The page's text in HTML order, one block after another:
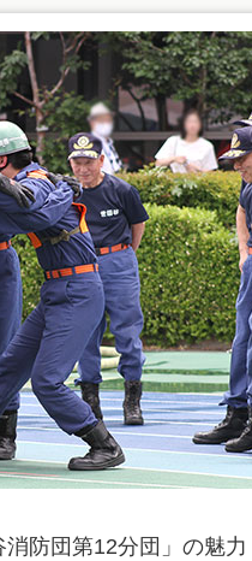
防団第12分団」の魅力